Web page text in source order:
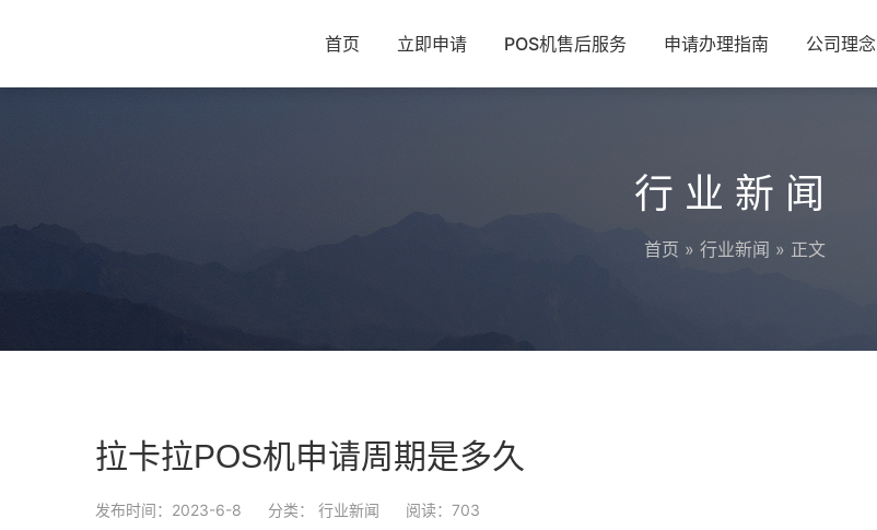
首页 立即申请 POS机售后服务 申请办理指南 公司理念
行业新闻
首页 » 行业新闻 » 正文
拉卡拉POS机申请周期是多久
发布时间：2023-6-8 分类： 行业新闻 阅读：703